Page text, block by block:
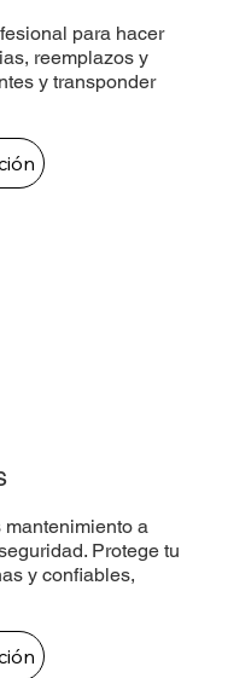
para hacer
reemplazos y
y transponder
mantenimiento a
Protege tu
y confiables,